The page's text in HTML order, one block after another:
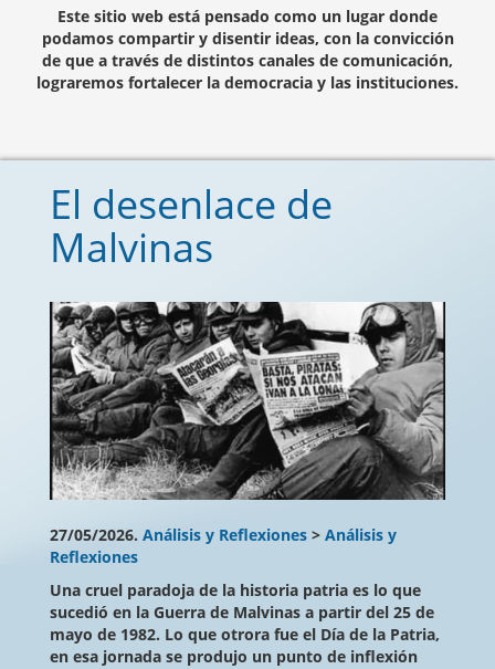
Este sitio web está pensado como un lugar donde
podamos compartir y disentir ideas, con la convicción
de que a través de distintos canales de comunicación,
lograremos fortalecer la democracia y las instituciones.
El desenlace de
Malvinas
27/05/2026. Análisis y Reflexiones > Análisis y
Reflexiones
Una cruel paradoja de la historia patria es lo que
sucedió en la Guerra de Malvinas a partir del 25 de
mayo de 1982. Lo que otrora fue el Día de la Patria,
en esa jornada se produjo un punto de inflexión